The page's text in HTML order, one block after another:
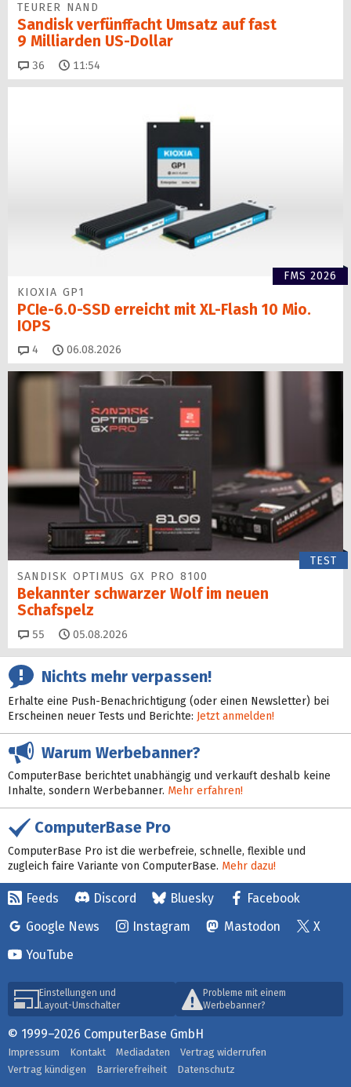
TEURER NAND
Sandisk verfünffacht Umsatz auf fast
9 Milliarden US-Dollar
36 Kommentare
11:54
FMS 2026
KIOXIA GP1
PCIe-6.0-SSD erreicht mit XL-Flash 10 Mio.
IOPS
4 Kommentare
06.08.2026
TEST
SANDISK OPTIMUS GX PRO 8100
Bekannter schwarzer Wolf im neuen
Schafspelz
55 Kommentare
05.08.2026
Nichts mehr verpassen!
Erhalte eine Push-Benachrichtigung (oder einen Newsletter) bei
Erscheinen neuer Tests und Berichte: Jetzt anmelden!
Warum Werbebanner?
ComputerBase berichtet unabhängig und verkauft deshalb keine
Inhalte, sondern Werbebanner. Mehr erfahren!
ComputerBase Pro
ComputerBase Pro ist die werbefreie, schnelle, flexible und
zugleich faire Variante von ComputerBase. Mehr dazu!
Feeds Discord Bluesky
Facebook
Google News
Instagram Mastodon
X
YouTube
Einstellungen und
Layout-Umschalter
Probleme mit einem
Werbebanner?
© 1999–2026 ComputerBase GmbH
Impressum Kontakt Mediadaten
Vertrag widerrufen
Vertrag kündigen
Barrierefreiheit Datenschutz